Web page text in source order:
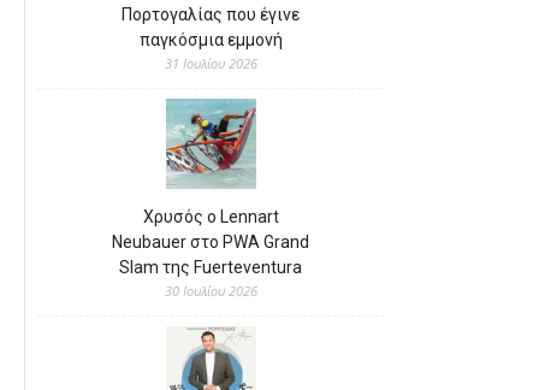
Πορτογαλίας που έγινε
παγκόσμια εμμονή
31 Ιουλίου 2026
Χρυσός ο Lennart
Neubauer στο PWA Grand
Slam της Fuerteventura
30 Ιουλίου 2026